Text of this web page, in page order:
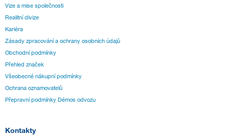
Vize a mise společnosti
Realitní divize
Kariéra
Zásady zpracování a ochrany osobních údajů
Obchodní podmínky
Přehled značek
Všeobecné nákupní podmínky
Ochrana oznamovatelů
Přepravní podmínky Démos odvozu
Kontakty